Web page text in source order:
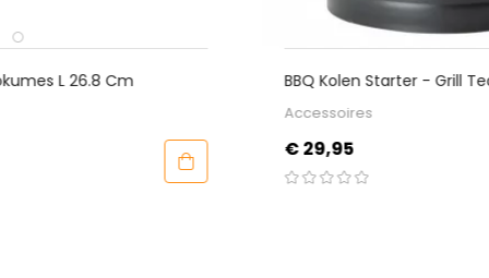
BBQ Kolen Starter - Grill Team